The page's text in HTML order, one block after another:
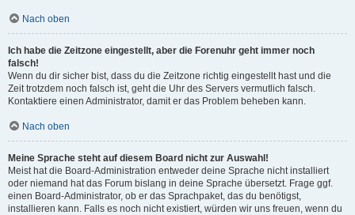
Nach oben
Ich habe die Zeitzone eingestellt, aber die Forenuhr geht immer noch
falsch!
Wenn du dir sicher bist, dass du die Zeitzone richtig eingestellt hast und die
Zeit trotzdem noch falsch ist, geht die Uhr des Servers vermutlich falsch.
Kontaktiere einen Administrator, damit er das Problem beheben kann.
Nach oben
Meine Sprache steht auf diesem Board nicht zur Auswahl!
Meist hat die Board-Administration entweder deine Sprache nicht installiert
oder niemand hat das Forum bislang in deine Sprache übersetzt. Frage ggf.
einen Board-Administrator, ob er das Sprachpaket, das du benötigst,
installieren kann. Falls es noch nicht existiert, würden wir uns freuen, wenn du